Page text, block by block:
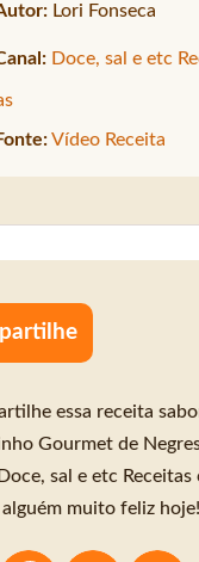
Lori Fonseca
Doce, sal e etc
Vídeo Receita
essa receita
Gourmet de
sal e etc Receitas
muito feliz hoje!